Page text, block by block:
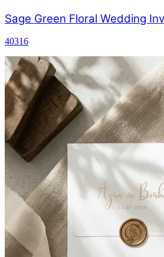
Sage Green Floral Wedding
40316